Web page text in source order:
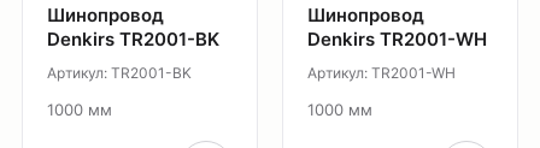
Шинопровод
Denkirs TR2001-BK
Артикул: TR2001-BK
1000 мм
Шинопровод
Denkirs TR2001-WH
Артикул: TR2001-WH
1000 мм
Управление освещением
О продуктах